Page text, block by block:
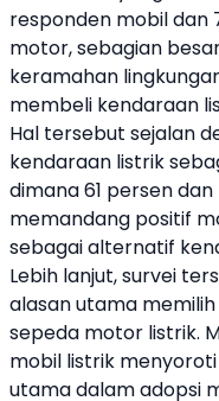
responden mobil dan
motor, sebagian
keramahan
membeli kendaraan
Hal tersebut sejalan
kendaraan listrik
dimana 61 persen
memandang positif
sebagai alternatif
Lebih lanjut, survei
alasan utama
sepeda motor listrik.
mobil listrik
utama dalam adopsi